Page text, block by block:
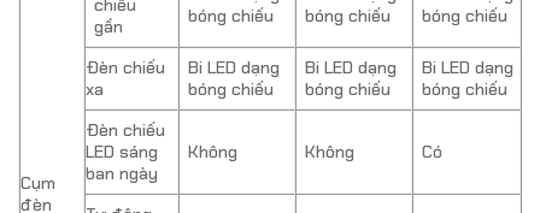
Cụm
đèn
chiếu
gần
bóng chiếu
bóng chiếu
bóng chiếu
Đèn chiếu
xa
Bi LED dạng
bóng chiếu
Bi LED dạng
bóng chiếu
Bi LED dạng
bóng chiếu
Đèn chiếu
LED sáng
ban ngày
Không Không Có